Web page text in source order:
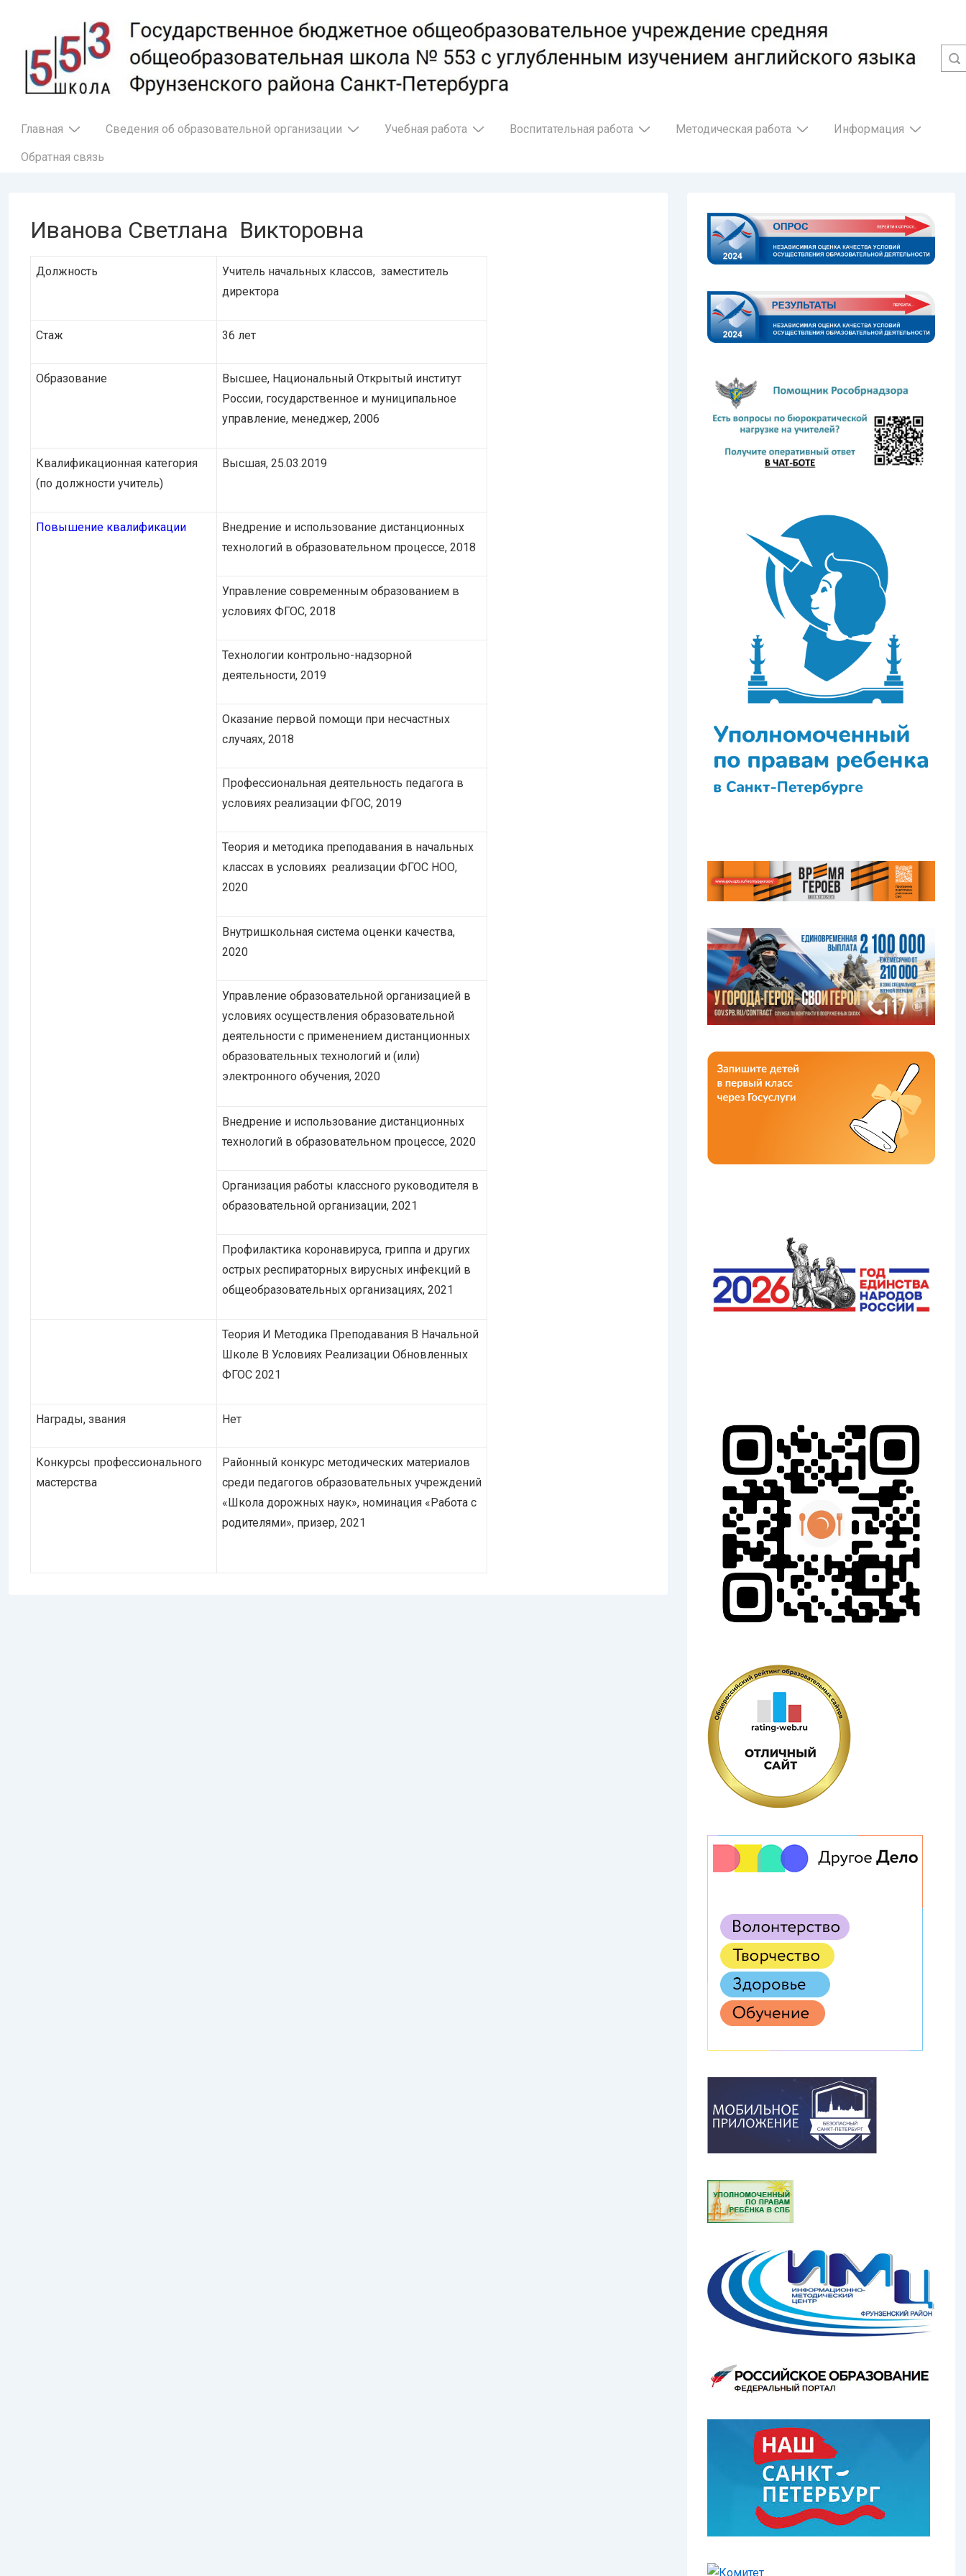
основному
содержимому
Основная
Главная Сведения об образовательной организации Учебная работа Воспитательная работа Методическая работа Информация
Обратная связь
Иванова Светлана Викторовна
Должность
Учитель начальных классов, заместитель
директора
Стаж 36 лет
Образование
Высшее, Национальный Открытый институт
России, государственное и муниципальное
управление, менеджер, 2006
Квалификационная категория
(по должности учитель)
Высшая, 25.03.2019
Повышение квалификации
Внедрение и использование дистанционных
технологий в образовательном процессе, 2018
Управление современным образованием в
условиях ФГОС, 2018
Технологии контрольно-надзорной
деятельности, 2019
Оказание первой помощи при несчастных
случаях, 2018
Профессиональная деятельность педагога в
условиях реализации ФГОС, 2019
Теория и методика преподавания в начальных
классах в условиях реализации ФГОС НОО,
2020
Внутришкольная система оценки качества,
2020
Управление образовательной организацией в
условиях осуществления образовательной
деятельности с применением дистанционных
образовательных технологий и (или)
электронного обучения, 2020
Внедрение и использование дистанционных
технологий в образовательном процессе, 2020
Организация работы классного руководителя в
образовательной организации, 2021
Профилактика коронавируса, гриппа и других
острых респираторных вирусных инфекций в
общеобразовательных организациях, 2021
Теория И Методика Преподавания В Начальной
Школе В Условиях Реализации Обновленных
ФГОС 2021
Награды, звания Нет
Конкурсы профессионального
мастерства
Районный конкурс методических материалов
среди педагогов образовательных учреждений
«Школа дорожных наук», номинация «Работа с
родителями», призер, 2021